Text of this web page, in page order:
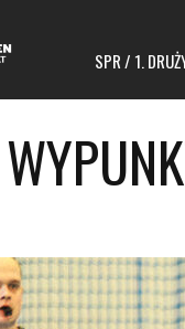
SPR / 1.